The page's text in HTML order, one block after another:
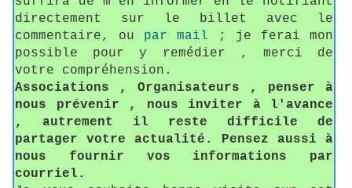
directement sur le billet avec le
commentaire, ou par mail ; je ferai mon
possible pour y remédier , merci de
votre compréhension.
Associations , Organisateurs , penser à
nous prévenir , nous inviter à l'avance
, autrement il reste difficile de
partager votre actualité. Pensez aussi à
nous fournir vos informations par
courriel.